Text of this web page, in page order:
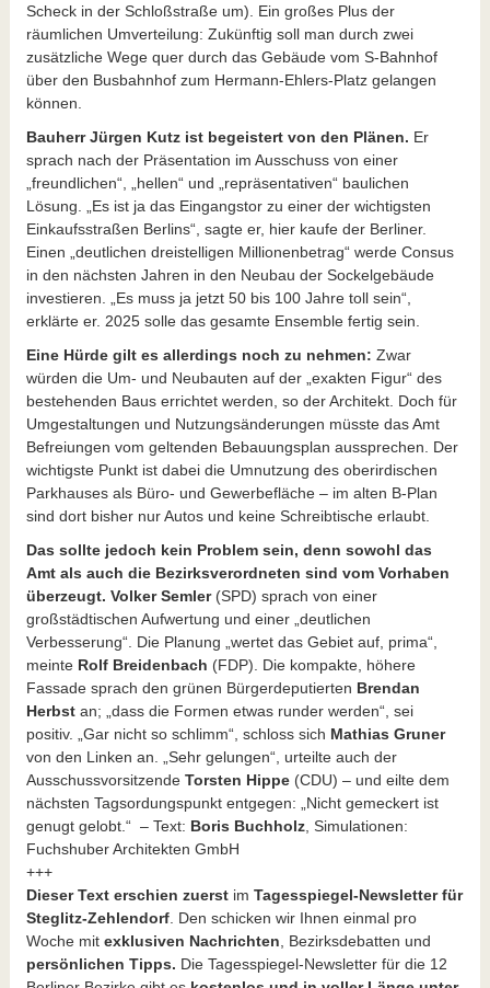
Scheck in der Schloßstraße um). Ein großes Plus der
räumlichen Umverteilung: Zukünftig soll man durch zwei
zusätzliche Wege quer durch das Gebäude vom S-Bahnhof
über den Busbahnhof zum Hermann-Ehlers-Platz gelangen
können.
Bauherr Jürgen Kutz ist begeistert von den Plänen. Er
sprach nach der Präsentation im Ausschuss von einer
„freundlichen“, „hellen“ und „repräsentativen“ baulichen
Lösung. „Es ist ja das Eingangstor zu einer der wichtigsten
Einkaufsstraßen Berlins“, sagte er, hier kaufe der Berliner.
Einen „deutlichen dreistelligen Millionenbetrag“ werde Consus
in den nächsten Jahren in den Neubau der Sockelgebäude
investieren. „Es muss ja jetzt 50 bis 100 Jahre toll sein“,
erklärte er. 2025 solle das gesamte Ensemble fertig sein.
Eine Hürde gilt es allerdings noch zu nehmen: Zwar
würden die Um- und Neubauten auf der „exakten Figur“ des
bestehenden Baus errichtet werden, so der Architekt. Doch für
Umgestaltungen und Nutzungsänderungen müsste das Amt
Befreiungen vom geltenden Bebauungsplan aussprechen. Der
wichtigste Punkt ist dabei die Umnutzung des oberirdischen
Parkhauses als Büro- und Gewerbefläche – im alten B-Plan
sind dort bisher nur Autos und keine Schreibtische erlaubt.
Das sollte jedoch kein Problem sein, denn sowohl das
Amt als auch die Bezirksverordneten sind vom Vorhaben
überzeugt. Volker Semler(SPD) sprach von einer
großstädtischen Aufwertung und einer „deutlichen
Verbesserung“. Die Planung „wertet das Gebiet auf, prima“,
meinte Rolf Breidenbach (FDP). Die kompakte, höhere
Fassade sprach den grünen Bürgerdeputierten Brendan
Herbstan; „dass die Formen etwas runder werden“, sei
positiv. „Gar nicht so schlimm“, schloss sich Mathias Gruner
von den Linken an. „Sehr gelungen“, urteilte auch der
Ausschussvorsitzende Torsten Hippe(CDU) – und eilte dem
nächsten Tagsordungspunkt entgegen: „Nicht gemeckert ist
genugt gelobt.“ – Text: Boris Buchholz, Simulationen:
Fuchshuber Architekten GmbH
+++
Dieser Text erschien zuerstim Tagesspiegel-Newsletter für
Steglitz-Zehlendorf. Den schicken wir Ihnen einmal pro
Woche mit exklusiven Nachrichten , Bezirksdebatten und
persönlichen Tipps. Die Tagesspiegel-Newsletter für die 12